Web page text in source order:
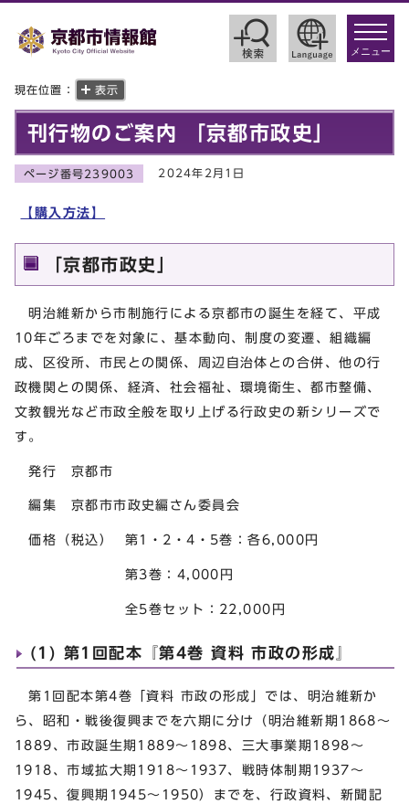
toggle
メニュー
現在位置： 表示
刊行物のご案内 「京都市政史」
ページ番号239003 2024年2月1日
【購入方法】
「京都市政史」
明治維新から市制施行による京都市の誕生を経て、平成
10年ごろまでを対象に、基本動向、制度の変遷、組織編
成、区役所、市民との関係、周辺自治体との合併、他の行
政機関との関係、経済、社会福祉、環境衛生、都市整備、
文教観光など市政全般を取り上げる行政史の新シリーズで
す。
発行 京都市
編集 京都市市政史編さん委員会
価格（税込） 第1・2・4・5巻：各6,000円
第3巻：4,000円
全5巻セット：22,000円
(1) 第1回配本『第4巻 資料 市政の形成』
第1回配本第4巻「資料 市政の形成」では、明治維新か
ら、昭和・戦後復興までを六期に分け（明治維新期1868～
1889、市政誕生期1889～1898、三大事業期1898～
1918、市域拡大期1918～1937、戦時体制期1937～
1945、復興期1945～1950）までを、行政資料、新聞記